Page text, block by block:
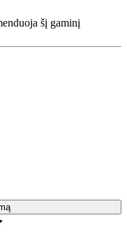
šį gaminį